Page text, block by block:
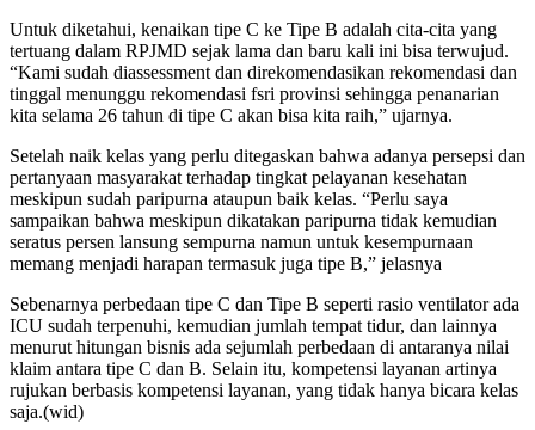
Untuk diketahui, kenaikan tipe C ke Tipe B adalah cita-cita yang
tertuang dalam RPJMD sejak lama dan baru kali ini bisa terwujud.
“Kami sudah diassessment dan direkomendasikan rekomendasi dan
tinggal menunggu rekomendasi fsri provinsi sehingga penanarian
kita selama 26 tahun di tipe C akan bisa kita raih,” ujarnya.
Setelah naik kelas yang perlu ditegaskan bahwa adanya persepsi dan
pertanyaan masyarakat terhadap tingkat pelayanan kesehatan
meskipun sudah paripurna ataupun baik kelas. “Perlu saya
sampaikan bahwa meskipun dikatakan paripurna tidak kemudian
seratus persen lansung sempurna namun untuk kesempurnaan
memang menjadi harapan termasuk juga tipe B,” jelasnya
Sebenarnya perbedaan tipe C dan Tipe B seperti rasio ventilator ada
ICU sudah terpenuhi, kemudian jumlah tempat tidur, dan lainnya
menurut hitungan bisnis ada sejumlah perbedaan di antaranya nilai
klaim antara tipe C dan B. Selain itu, kompetensi layanan artinya
rujukan berbasis kompetensi layanan, yang tidak hanya bicara kelas
saja.(wid)